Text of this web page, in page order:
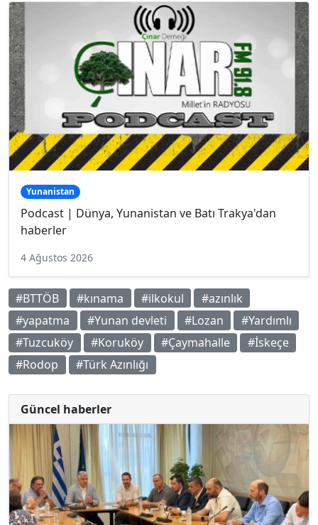
Yunanistan
Podcast | Dünya, Yunanistan ve Batı Trakya'dan
haberler
4 Ağustos 2026
#BTTÖB #kınama #ilkokul
#azınlık
#yapatma
#Yunan devleti #Lozan
#Yardımlı
#Tuzcuköy
#Koruköy #Çaymahalle
#İskeçe
#Rodop
#Türk Azınlığı
Güncel haberler